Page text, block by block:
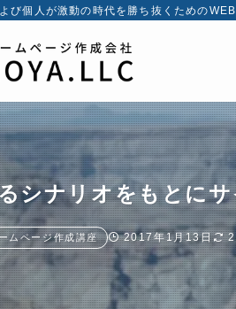
び個人が激動の時代を勝ち抜くための
シナリオをもとに
ムページ作成講座 2017年1月13日